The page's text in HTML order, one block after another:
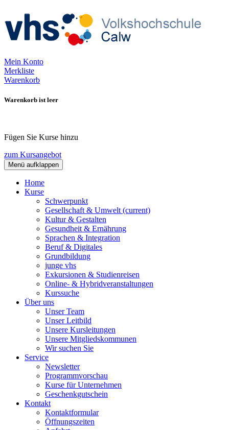
Mein Konto
Merkliste
Warenkorb
Warenkorb ist leer
Fügen Sie Kurse hinzu
zum Kursangebot
Menü aufklappen
Home
Kurse
Schwerpunkt
Gesellschaft & Umwelt (current)
Kultur & Gestalten
Gesundheit & Ernährung
Sprachen & Integration
Beruf & Digitales
Grundbildung
junge vhs
Exkursionen & Studienreisen
Online- & Hybridveranstaltungen
Kurssuche
Über uns
Unser Team
Unser Leitbild
Unsere Kursleitungen
Unsere Mitgliedskommunen
Wir suchen Sie
Service
Newsletter
Programmvorschau
Kurse für Unternehmen
Geschenkgutschein
Kontakt
Kontaktformular
Öffnungszeiten